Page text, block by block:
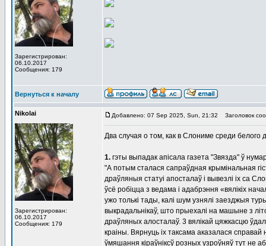
Зарегистрирован:
06.10.2017
Сообщения: 179
Вернуться к началу
Nikolai
Зарегистрирован:
06.10.2017
Сообщения: 179
Добавлено: 07 Sep 2025, Sun, 21:32 Заголовок
Два случая о том, как в Слониме среди белого
1. гэты выпадак апісала газета "Звязда" ў
"А потым сталася сапраўдная крымінальная
драўляныя статуі апосталаў і вывезлі іх са
ўсё робіцца з ведама і адабрэння «вялікіх
ужо толькі тады, калі шум узнялі заезджыя
выкрадальнікаў, што прыехалі на машыне з
драўляных алосталаў. 3 вялікай цяжкасцю
краіны. Вярнуць іх таксама аказалася
ўмяшання кіраўніксў розных узроўняў тут не